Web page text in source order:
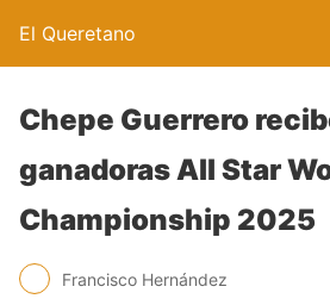
El Queretano
Chepe Guerrero
ganadoras All Star
Championship 2025
Francisco Hernández